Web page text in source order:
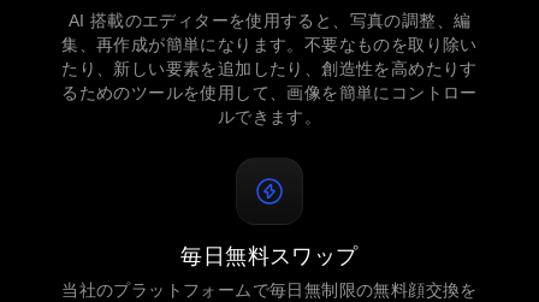
AI 搭載のエディターを使用すると、写真の調整、編
集、再作成が簡単になります。不要なものを取り除い
たり、新しい要素を追加したり、創造性を高めたりす
るためのツールを使用して、画像を簡単にコントロー
ルできます。
毎日無料スワップ
当社のプラットフォームで毎日無制限の無料顔交換を